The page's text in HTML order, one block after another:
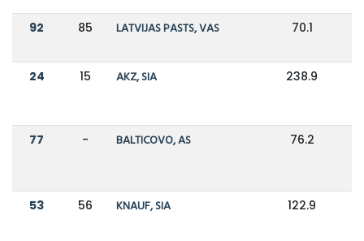
92 85 LATVIJAS PASTS, VAS 70.1
24 15 AKZ, SIA 238.9
77 - BALTICOVO, AS 76.2
53 56 KNAUF, SIA 122.9